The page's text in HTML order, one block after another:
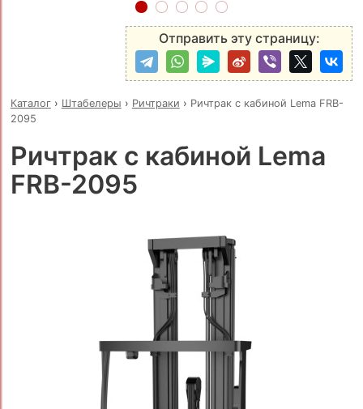
Отправить эту страницу:
Каталог› Штабелеры › Ричтраки › Ричтрак с кабиной Lema FRB-
2095
Ричтрак с кабиной Lema
FRB-2095